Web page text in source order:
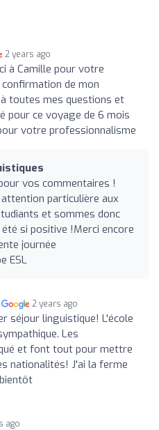
2 years ago
à Camille pour votre
de mon
toutes mes questions et
pour ce voyage de 6 mois
votre professionnalisme
vos commentaires !
particulière aux
et sommes donc
si positive !Merci encore
journée
ESL
2 years ago
séjour linguistique! L'école
Les
et font tout pour mettre
nationalités! J'ai la ferme
ago